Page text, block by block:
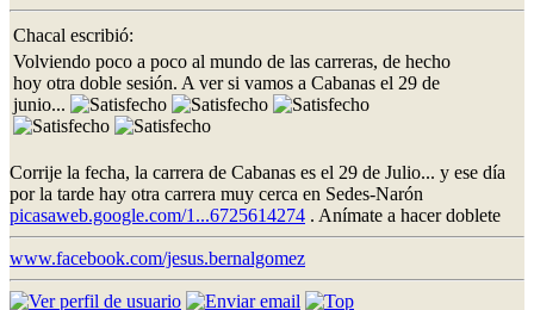
Chacal escribió:
Volviendo poco a poco al mundo de las carreras, de hecho
hoy otra doble sesión. A ver si vamos a Cabanas el 29 de
junio...
Corrije la fecha, la carrera de Cabanas es el 29 de Julio... y ese día
por la tarde hay otra carrera muy cerca en Sedes-Narón
picasaweb.google.com/1...6725614274 . Anímate a hacer doblete
www.facebook.com/jesus.bernalgomez